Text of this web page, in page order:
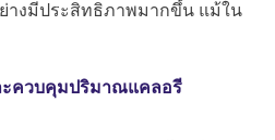
างมีประสิทธิภาพมากขึ้น แม้ใน
ะควบคุมปริมาณแคลอรี